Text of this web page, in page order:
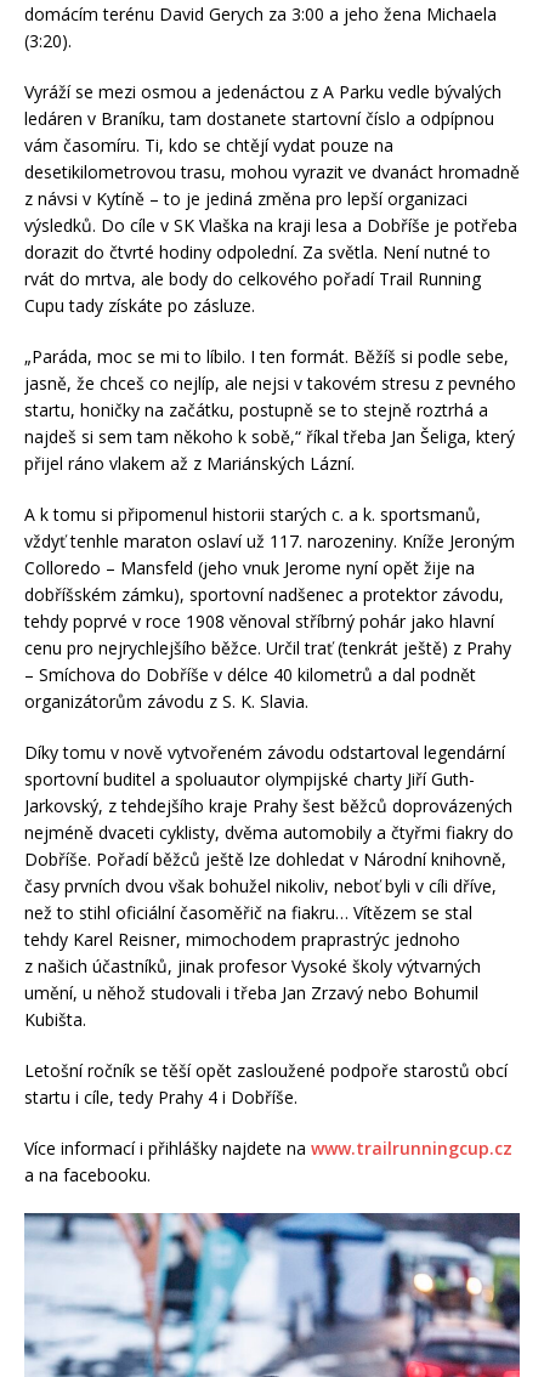
domácím terénu David Gerych za 3:00 a jeho žena Michaela
(3:20).
Vyráží se mezi osmou a jedenáctou z A Parku vedle bývalých
ledáren v Braníku, tam dostanete startovní číslo a odpípnou
vám časomíru. Ti, kdo se chtějí vydat pouze na
desetikilometrovou trasu, mohou vyrazit ve dvanáct hromadně
z návsi v Kytíně – to je jediná změna pro lepší organizaci
výsledků. Do cíle v SK Vlaška na kraji lesa a Dobříše je potřeba
dorazit do čtvrté hodiny odpolední. Za světla. Není nutné to
rvát do mrtva, ale body do celkového pořadí Trail Running
Cupu tady získáte po zásluze.
„Paráda, moc se mi to líbilo. I ten formát. Běžíš si podle sebe,
jasně, že chceš co nejlíp, ale nejsi v takovém stresu z pevného
startu, honičky na začátku, postupně se to stejně roztrhá a
najdeš si sem tam někoho k sobě,“ říkal třeba Jan Šeliga, který
přijel ráno vlakem až z Mariánských Lázní.
A k tomu si připomenul historii starých c. a k. sportsmanů,
vždyť tenhle maraton oslaví už 117. narozeniny. Kníže Jeroným
Colloredo – Mansfeld (jeho vnuk Jerome nyní opět žije na
dobříšském zámku), sportovní nadšenec a protektor závodu,
tehdy poprvé v roce 1908 věnoval stříbrný pohár jako hlavní
cenu pro nejrychlejšího běžce. Určil trať (tenkrát ještě) z Prahy
– Smíchova do Dobříše v délce 40 kilometrů a dal podnět
organizátorům závodu z S. K. Slavia.
Díky tomu v nově vytvořeném závodu odstartoval legendární
sportovní buditel a spoluautor olympijské charty Jiří Guth-
Jarkovský, z tehdejšího kraje Prahy šest běžců doprovázených
nejméně dvaceti cyklisty, dvěma automobily a čtyřmi fiakry do
Dobříše. Pořadí běžců ještě lze dohledat v Národní knihovně,
časy prvních dvou však bohužel nikoliv, neboť byli v cíli dříve,
než to stihl oficiální časoměřič na fiakru… Vítězem se stal
tehdy Karel Reisner, mimochodem praprastrýc jednoho
z našich účastníků, jinak profesor Vysoké školy výtvarných
umění, u něhož studovali i třeba Jan Zrzavý nebo Bohumil
Kubišta.
Letošní ročník se těší opět zasloužené podpoře starostů obcí
startu i cíle, tedy Prahy 4 i Dobříše.
Více informací i přihlášky najdete na www.trailrunningcup.cz
a na facebooku.